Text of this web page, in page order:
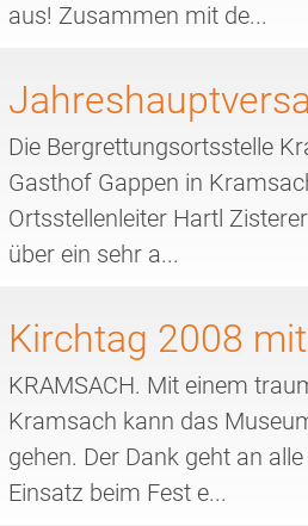
aus! Zusammen mit de...
Die Bergrettungsortsstelle
Gasthof Gappen in
Ortsstellenleiter Hartl
über ein sehr a...
Kirchtag 2008
KRAMSACH. Mit einem
Kramsach kann das
gehen. Der Dank geht an
Einsatz beim Fest e...